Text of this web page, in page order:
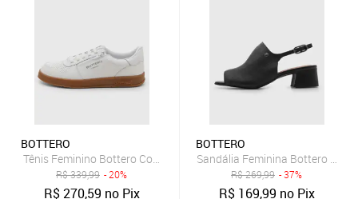
BOTTERO
Tênis Feminino Bottero Couro Cano Baixo Branco
R$339,99 - 20%
R$270,59 no Pix
BOTTERO
Sandália Feminina Bottero
R$269,99 - 37%
R$ 169,99 no Pix